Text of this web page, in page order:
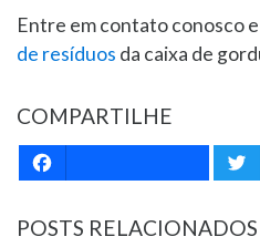
Entre em contato conosco
de resíduos da caixa de
COMPARTILHE
POSTS RELACIONADOS